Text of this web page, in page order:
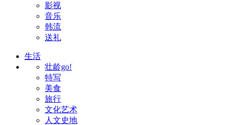
影视
音乐
韩流
送礼
生活
壮龄go!
特写
美食
旅行
文化艺术
人文史地